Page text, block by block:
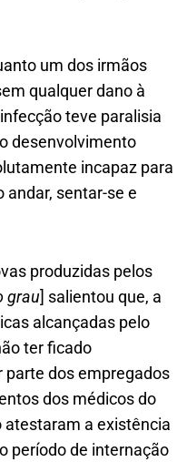
um dos irmãos
qualquer dano à
teve paralisia
desenvolvimento
incapaz para
andar, sentar-se e
produzidas pelos
grau] salientou que, a
alcançadas pelo
ter ficado
parte dos empregados
dos médicos do
a existência
período de internação